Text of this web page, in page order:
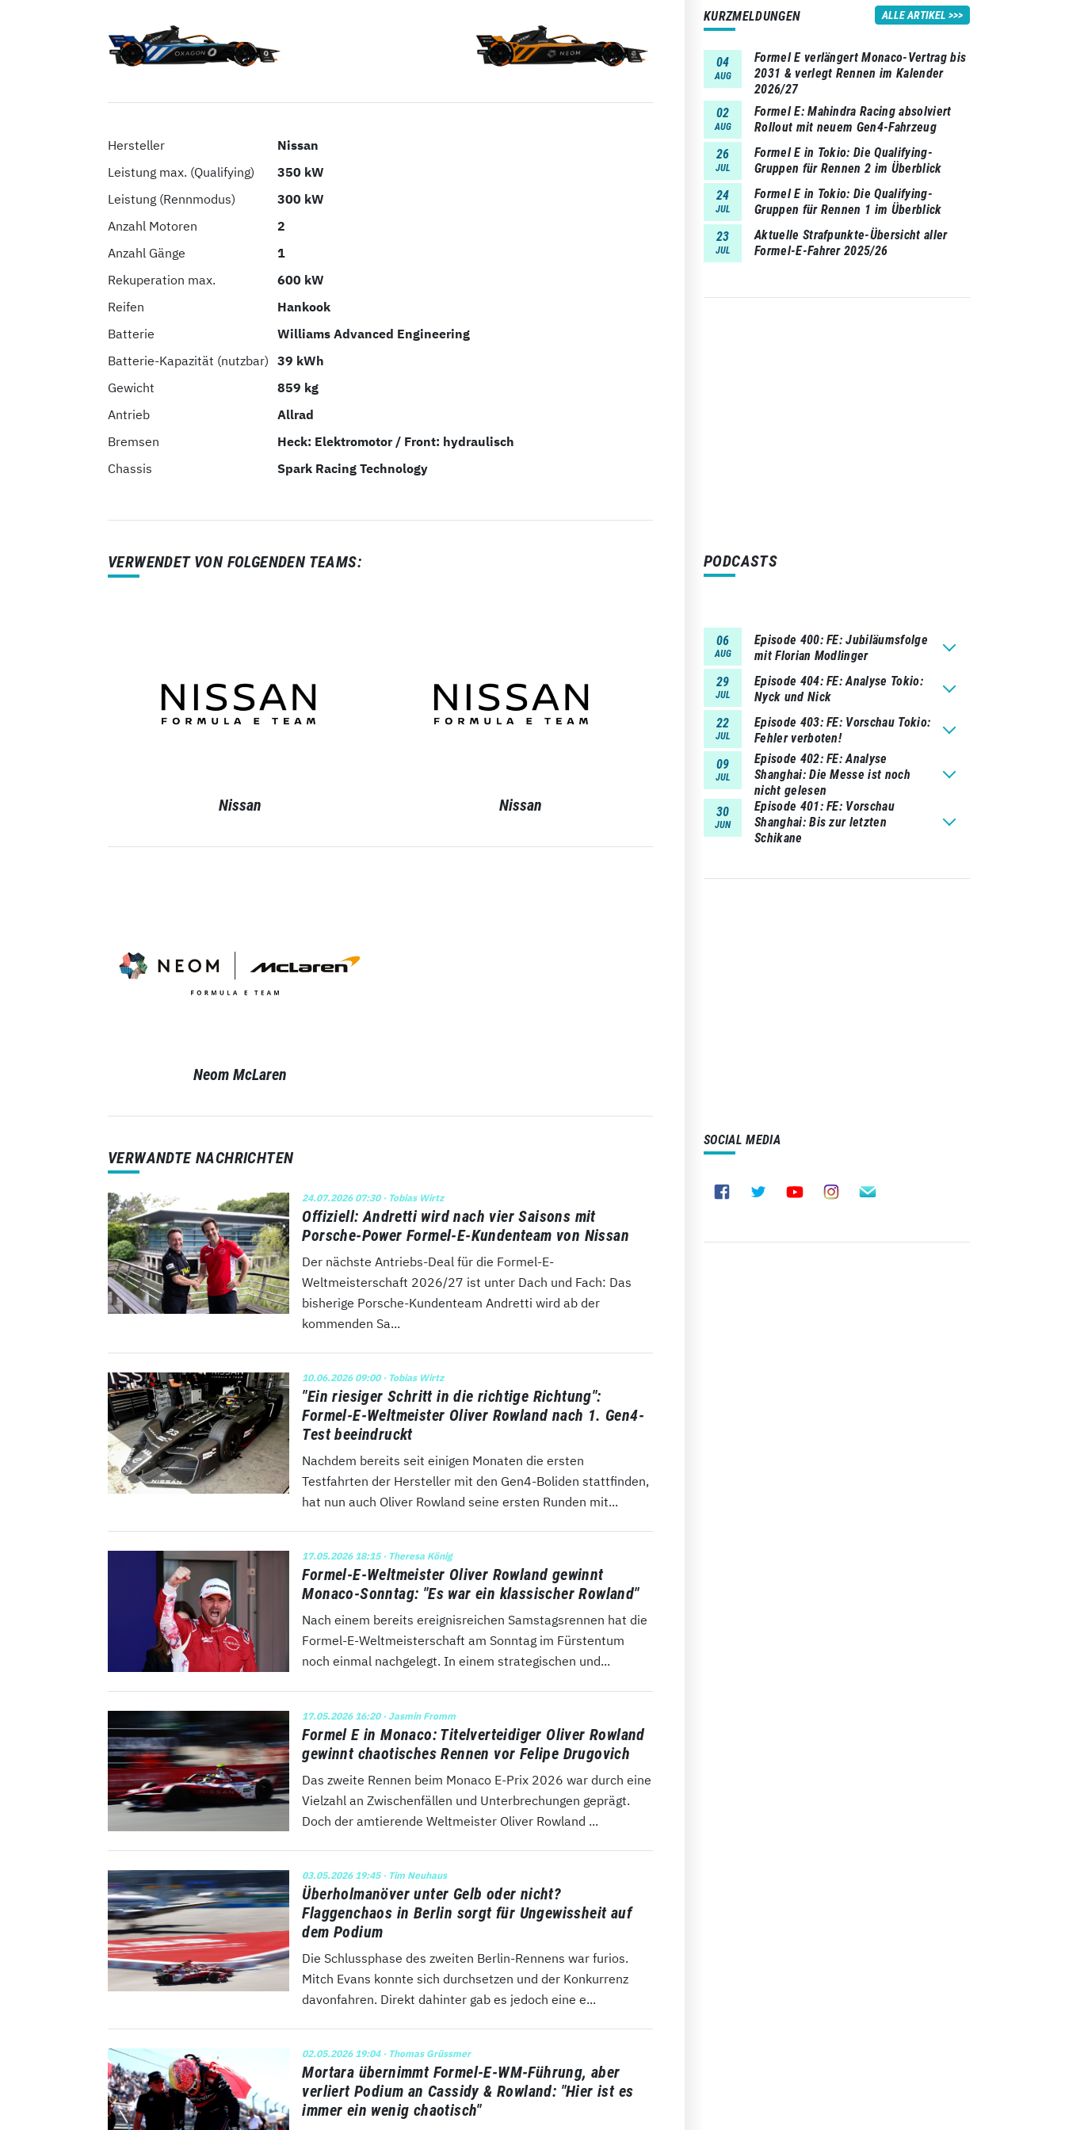
Hersteller
Nissan
Leistung max. (Qualifying)
350 kW
Leistung (Rennmodus)
300 kW
Anzahl Motoren
2
Anzahl Gänge
1
Rekuperation max.
600 kW
Reifen
Hankook
Batterie
Williams Advanced Engineering
Batterie-Kapazität (nutzbar) 39 kWh
Gewicht
859 kg
Antrieb
Allrad
Bremsen
Heck: Elektromotor / Front: hydraulisch
Chassis
Spark Racing Technology
VERWENDET VON FOLGENDEN TEAMS:
Nissan Nissan
Neom McLaren
VERWANDTE NACHRICHTEN
24.07.2026 07:30· Tobias Wirtz
Offiziell: Andretti wird nach vier Saisons mit
Porsche-Power Formel-E-Kundenteam von Nissan
Der nächste Antriebs-Deal für die Formel-E-
Weltmeisterschaft 2026/27 ist unter Dach und Fach: Das
bisherige Porsche-Kundenteam Andretti wird ab der
kommenden Sa...
10.06.2026 09:00· Tobias Wirtz
"Ein riesiger Schritt in die richtige Richtung":
Formel-E-Weltmeister Oliver Rowland nach 1. Gen4-
Test beeindruckt
Nachdem bereits seit einigen Monaten die ersten
Testfahrten der Hersteller mit den Gen4-Boliden stattfinden,
hat nun auch Oliver Rowland seine ersten Runden mit...
17.05.2026 18:15· Theresa König
Formel-E-Weltmeister Oliver Rowland gewinnt
Monaco-Sonntag: "Es war ein klassischer Rowland"
Nach einem bereits ereignisreichen Samstagsrennen hat die
Formel-E-Weltmeisterschaft am Sonntag im Fürstentum
noch einmal nachgelegt. In einem strategischen und...
17.05.2026 16:20· Jasmin Fromm
Formel E in Monaco: Titelverteidiger Oliver Rowland
gewinnt chaotisches Rennen vor Felipe Drugovich
Das zweite Rennen beim Monaco E-Prix 2026 war durch eine
Vielzahl an Zwischenfällen und Unterbrechungen geprägt.
Doch der amtierende Weltmeister Oliver Rowland ...
03.05.2026 19:45· Tim Neuhaus
Überholmanöver unter Gelb oder nicht?
Flaggenchaos in Berlin sorgt für Ungewissheit auf
dem Podium
Die Schlussphase des zweiten Berlin-Rennens war furios.
Mitch Evans konnte sich durchsetzen und der Konkurrenz
davonfahren. Direkt dahinter gab es jedoch eine e...
02.05.2026 19:04· Thomas Grüssmer
Mortara übernimmt Formel-E-WM-Führung, aber
verliert Podium an Cassidy & Rowland: "Hier ist es
immer ein wenig chaotisch"
KURZMELDUNGEN ALLE ARTIKEL
04
AUG
Formel E verlängert Monaco-Vertrag bis
2031 & verlegt Rennen im Kalender
2026/27
02
AUG
Formel E: Mahindra Racing absolviert
Rollout mit neuem Gen4-Fahrzeug
26
JUL
Formel E in Tokio: Die Qualifying-
Gruppen für Rennen 2 im Überblick
24
JUL
Formel E in Tokio: Die Qualifying-
Gruppen für Rennen 1 im Überblick
23
JUL
Aktuelle Strafpunkte-Übersicht aller
Formel-E-Fahrer 2025/26
PODCASTS
06
AUG
Episode 400 FE: Jubiläumsfolge
mit Florian Modlinger
29
JUL
Episode 404 FE: Analyse Tokio:
Nyck und Nick
22
JUL
Episode 403 FE: Vorschau Tokio:
Fehler verboten!
09
JUL
Episode 402 FE: Analyse
Shanghai: Die Messe ist noch
nicht gelesen
30
JUN
Episode 401 FE: Vorschau
Shanghai: Bis zur letzten
Schikane
SOCIAL MEDIA